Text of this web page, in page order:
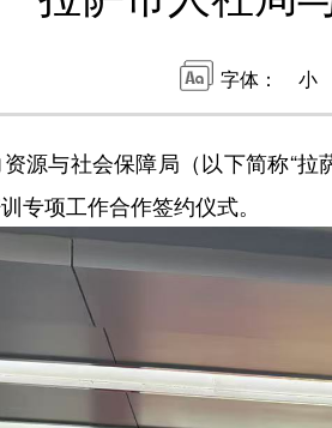
字体： 小
与社会保障局（以下简称“拉
专项工作合作签约仪式。